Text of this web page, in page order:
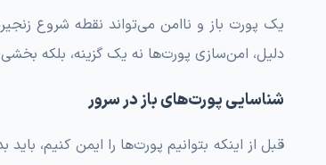
یک پورت باز و ناامن می‌تواند نقطه شروع
دلیل، امن‌سازی پورت‌ها نه یک گزینه، بلکه
شناسایی پورت‌های باز در سرور
قبل از اینکه بتوانیم پورت‌ها را ایمن کنیم،